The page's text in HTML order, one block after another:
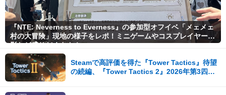
『NTE: Neverness to Everness』の参加型オフイベ「メェメェ
村の大冒険」現地の様子をレポ！ミニゲームやコスプレイヤー撮
影など盛りだくさん！
Steamで高評価を得た『Tower Tactics』待望
の続編、『Tower Tactics 2』2026年第3四半